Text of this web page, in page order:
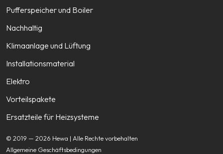
Pufferspeicher und Boiler
Nachhaltig
Klimaanlage und Lüftung
Installationsmaterial
Elektro
Vorteilspakete
Ersatzteile für Heizsysteme
© 2019 — 2026 Hewa | Alle Rechte vorbehalten
Allgemeine Geschäftsbedingungen